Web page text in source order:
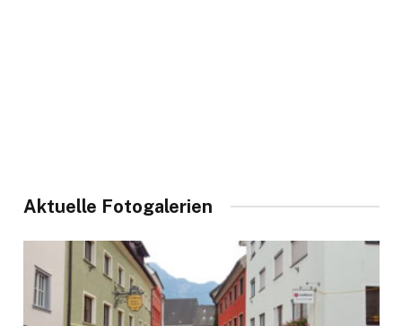
Aktuelle Fotogalerien